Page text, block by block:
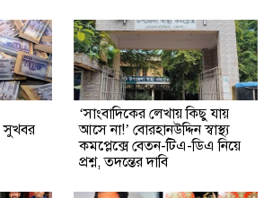
সুখবর
‘সাংবাদিকের লেখায় কিছু যায়
আসে না!’ বোরহানউদ্দিন স্বাস্থ্য
কমপ্লেক্সে বেতন-টিএ-ডিএ নিয়ে
প্রশ্ন, তদন্তের দাবি